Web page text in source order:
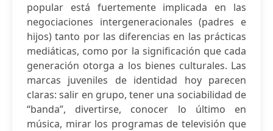
popular está fuertemente implicada en las
negociaciones intergeneracionales (padres e
hijos) tanto por las diferencias en las prácticas
mediáticas, como por la significación que cada
generación otorga a los bienes culturales. Las
marcas juveniles de identidad hoy parecen
claras: salir en grupo, tener una sociabilidad de
“banda”, divertirse, conocer lo último en
música, mirar los programas de televisión que